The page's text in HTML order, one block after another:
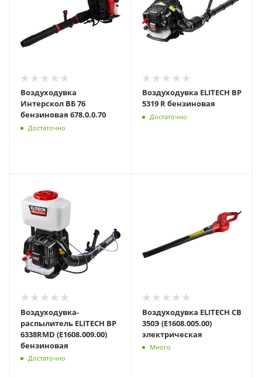
Воздуходувка
Интерскол ВБ 76
бензиновая 678.0.0.70
Достаточно
Воздуходувка ELITECH BP
5319 R бензиновая
Достаточно
Воздуходувка-
распылитель ELITECH BP
6338RMD (E1608.009.00)
бензиновая
Достаточно
Воздуходувка ELITECH СВ
350Э (E1608.005.00)
электрическая
Много